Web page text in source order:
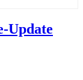
Update